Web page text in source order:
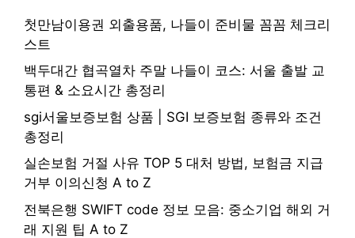
첫만남이용권 외출용품, 나들이 준비물 꼼꼼 체크리
스트
백두대간 협곡열차 주말 나들이 코스: 서울 출발 교
통편 & 소요시간 총정리
sgi서울보증보험 상품 | SGI 보증보험 종류와 조건
총정리
실손보험 거절 사유 TOP 5 대처 방법, 보험금 지급
거부 이의신청 A to Z
전북은행 SWIFT code 정보 모음: 중소기업 해외 거
래 지원 팁 A to Z